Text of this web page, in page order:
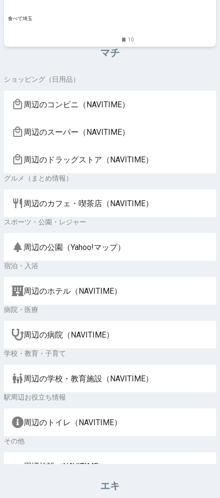
食べて埼玉
10
マチ
ショッピング（日用品）
周辺のコンビニ（NAVITIME）
周辺のスーパー（NAVITIME）
周辺のドラッグストア（NAVITIME）
グルメ（まとめ情報）
周辺のカフェ・喫茶店（NAVITIME）
スポーツ・公園・レジャー
周辺の公園（Yahoo!マップ）
宿泊・入浴
周辺のホテル（NAVITIME）
病院・医療
周辺の病院（NAVITIME）
学校・教育・子育て
周辺の学校・教育施設（NAVITIME）
駅周辺お役立ち情報
周辺のトイレ（NAVITIME）
その他
周辺施設（NAVITIME）
エキ